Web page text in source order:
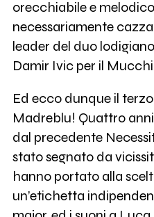
orecchiabile e
necessariamente
leader del duo
Damir Ivic per il
Ed ecco dunque il
Madreblu! Quattro
dal precedente
stato segnato da
hanno portato alla
un’etichetta